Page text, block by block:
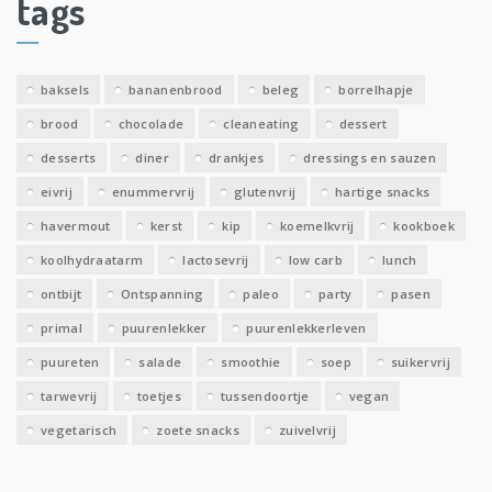
e
v
tags
baksels bananenbrood beleg borrelhapje
brood chocolade cleaneating dessert
desserts diner drankjes dressings en sauzen
eivrij enummervrij glutenvrij hartige snacks
havermout kerst kip koemelkvrij kookboek
koolhydraatarm lactosevrij low carb lunch
ontbijt Ontspanning paleo party pasen
primal puurenlekker puurenlekkerleven
puureten salade smoothie soep suikervrij
tarwevrij toetjes tussendoortje vegan
vegetarisch zoete snacks zuivelvrij